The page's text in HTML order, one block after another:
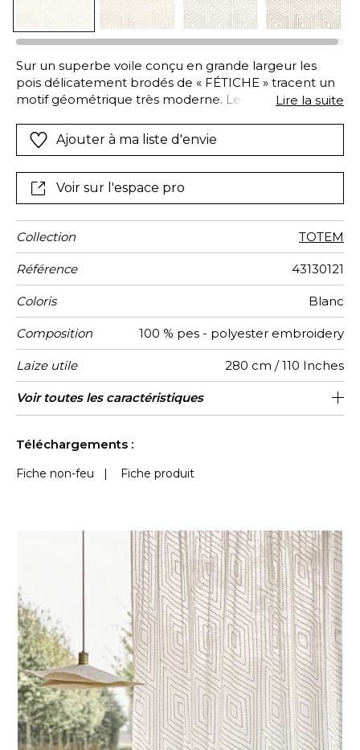
Sur un superbe voile conçu en grande largeur les
pois délicatement brodés de « FÉTICHE » tracent un
motif géométrique très moderne. Le point de
« FÉTICHE » est un tissu léger et fluide au caractère
riche et profond : un véritable bijou pour habiller vos
Lire la suite
Ajouter à ma liste d'envie
Voir sur l'espace pro
Collection TOTEM
Référence 43130121
Coloris Blanc
Composition 100 % pes - polyester embroidery
Laize utile 280 cm / 110 Inches
Raccord Raccord droit
Sens De large
Poids g/m² 200
Performance
Accoustique
aw - 0.15
Usage
Entretien
Pays
d'origine
Inde
Rapport
Horizontal
30 cm / 12 Inches
Rapport
Vertical
37 cm / 15 Inches
Conseils
de
Les tissus peuvent être tournés pour la
confection avec changement de sens
Voir toutes les caractéristiques
Téléchargements :
Fiche non-feu | Fiche produit